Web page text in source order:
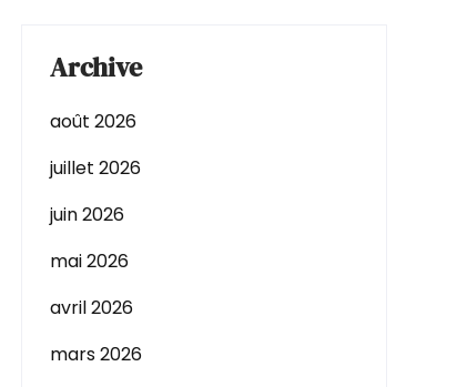
Archive
août 2026
juillet 2026
juin 2026
mai 2026
avril 2026
mars 2026